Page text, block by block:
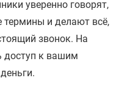
уверенно говорят,
термины и делают всё,
звонок. На
доступ к вашим